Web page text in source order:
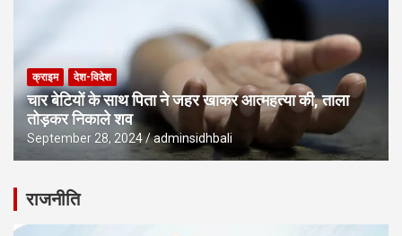
क्राइम देश-विदेश
चार बेटियों के साथ पिता ने जहर खाकर आत्महत्या की, ताला
तोड़कर निकाले शव
September 28, 2024 adminsidhbali
राजनीति